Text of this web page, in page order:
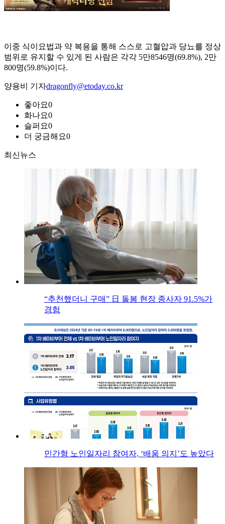
이중 식이요법과 약 복용을 통해 스스로 고혈압과 당뇨를 정상
범위로 유지할 수 있게 된 사람은 각각 5만8546명(69.8%), 2만
800명(59.8%)이다.
양용비 기자dragonfly@etoday.co.kr
좋아요0
화나요0
슬퍼요0
더 궁금해요0
최신뉴스
“추천했더니 구매” 日 돌봄 현장 종사자 91.5%가
경험
민간형 노인일자리 참여자, ‘배움 의지’도 높았다